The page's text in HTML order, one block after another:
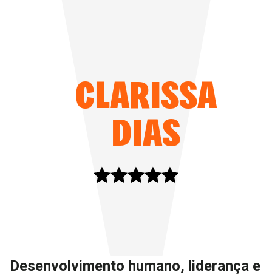
CLARISSA
DIAS
Desenvolvimento humano, liderança e